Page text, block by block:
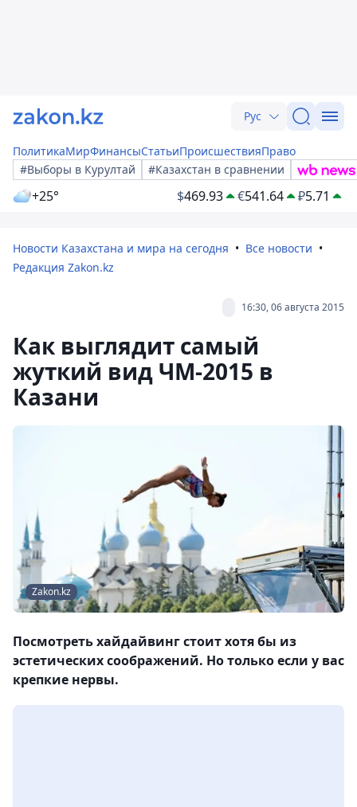
Рус
ПолитикаМирФинансыСтатьиПроисшествияПраво
#Выборы в Курултай
#Казахстан в сравнении
+25° $469.93 €541.64 ₽5.71
Новости Казахстана и мира на сегодня
Все новости
Редакция Zakon.kz
16:30, 06 августа 2015
Как выглядит самый
жуткий вид ЧМ-2015 в
Казани
Zakon.kz
Посмотреть хайдайвинг стоит хотя бы из
эстетических соображений. Но только если у вас
крепкие нервы.